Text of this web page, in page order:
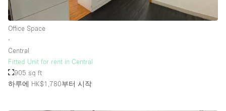
Office Space
∙
Central
Fitted Unit for rent in Central
905 sq ft
하루에 HK$1,780부터 시작